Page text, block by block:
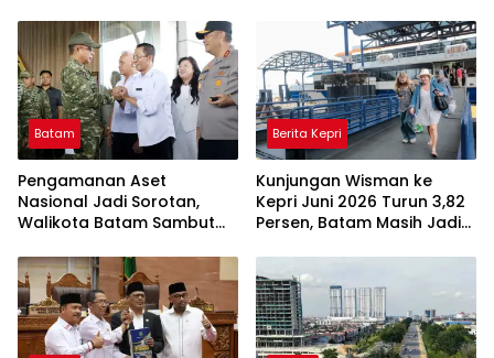
Ribuan Jiwa
Batam
Pengamanan Aset
Nasional Jadi Sorotan,
Walikota Batam Sambut
Kepri
Berita Kepri
Kunjungan Wisman ke
Kepri Juni 2026 Turun 3,82
Persen, Batam Masih Jadi
Wisatawan Mancanegara